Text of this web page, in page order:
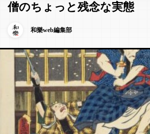
僧のちょっと残念な実態
和樂web編集部